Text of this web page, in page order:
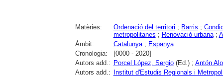
Matèries: Ordenació del territori ; Barris ;
metropolitanes ; Renovació urbana;
Àmbit:
Catalunya; Espanya
Cronologia:
[0000 - 2020]
Autors add.: Porcel López, Sergio(Ed.) ; Antón
Autors add.: Institut d'Estudis Regionals i